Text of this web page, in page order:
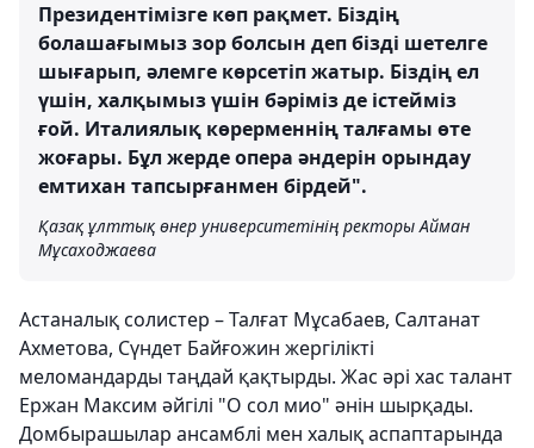
Президентімізге көп рақмет. Біздің
болашағымыз зор болсын деп бізді шетелге
шығарып, әлемге көрсетіп жатыр. Біздің ел
үшін, халқымыз үшін бәріміз де істейміз
ғой. Италиялық көрерменнің талғамы өте
жоғары. Бұл жерде опера әндерін орындау
емтихан тапсырғанмен бірдей".
Қазақ ұлттық өнер университетінің ректоры Айман
Мұсаходжаева
Астаналық солистер – Талғат Мұсабаев, Салтанат
Ахметова, Сүндет Байғожин жергілікті
меломандарды таңдай қақтырды. Жас әрі хас талант
Ержан Максим әйгілі "О сол мио" әнін шырқады.
Домбырашылар ансамблі мен халық аспаптарында